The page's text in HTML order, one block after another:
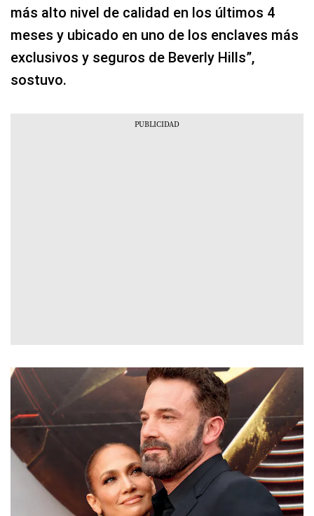
más alto nivel de calidad en los últimos 4
meses y ubicado en uno de los enclaves más
exclusivos y seguros de Beverly Hills”,
sostuvo.